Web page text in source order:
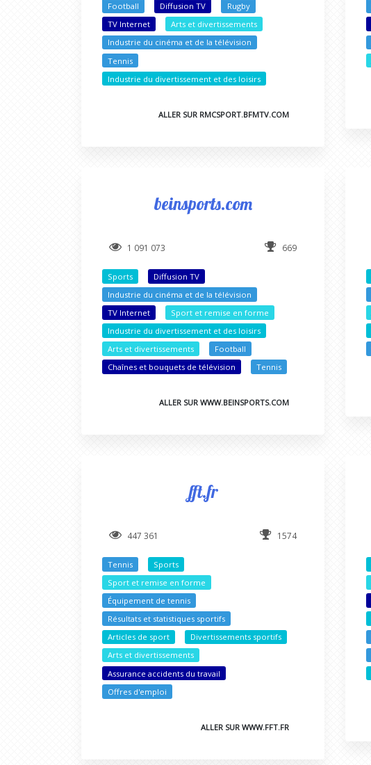
Football
Diffusion TV
Rugby
TV Internet
Arts et divertissements
Industrie du cinéma et de la télévision
Tennis
Industrie du divertissement et des loisirs
ALLER SUR RMCSPORT.BFMTV.COM
beinsports.com
1 091 073 669
Sports
Diffusion TV
Industrie du cinéma et de la télévision
TV Internet
Sport et remise en forme
Industrie du divertissement et des loisirs
Arts et divertissements
Football
Chaînes et bouquets de télévision
Tennis
ALLER SUR WWW.BEINSPORTS.COM
fft.fr
447 361 1574
Tennis
Sports
Sport et remise en forme
Équipement de tennis
Résultats et statistiques sportifs
Articles de sport
Divertissements sportifs
Arts et divertissements
Assurance accidents du travail
Offres d'emploi
ALLER SUR WWW.FFT.FR